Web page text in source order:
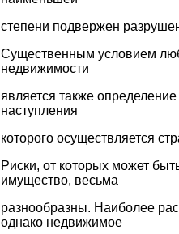
степени подвержен
Существенным условием
недвижимости
является также
наступления
которого осуществляется
Риски, от которых может
имущество, весьма
разнообразны. Наиболее
однако недвижимое